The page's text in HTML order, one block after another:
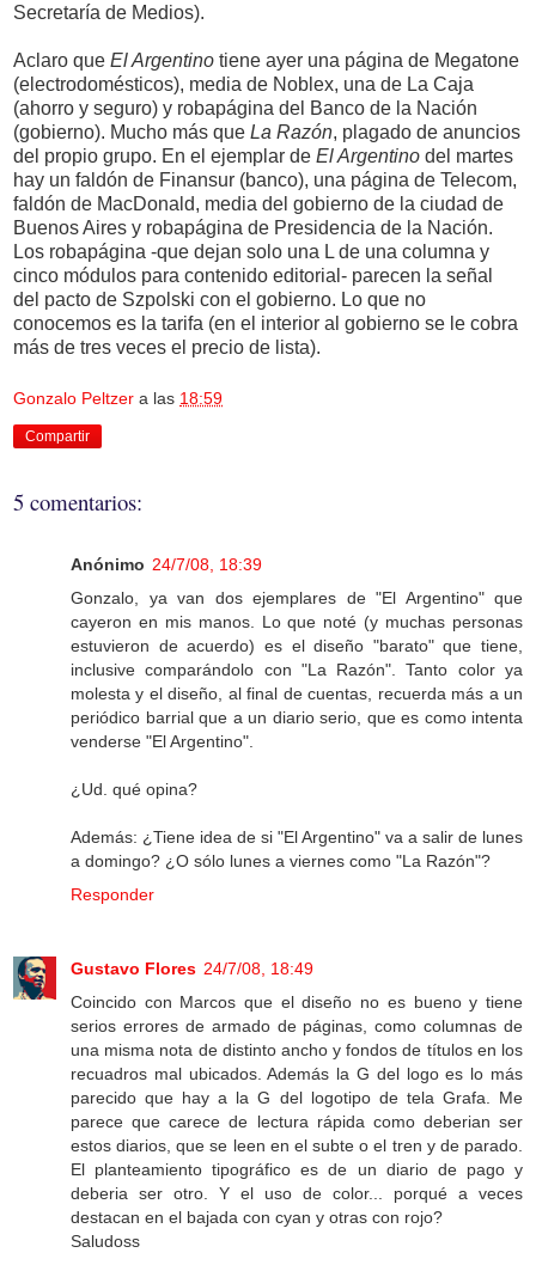
Secretaría de Medios).
Aclaro que El Argentino tiene ayer una página de Megatone
(electrodomésticos), media de Noblex, una de La Caja
(ahorro y seguro) y robapágina del Banco de la Nación
(gobierno). Mucho más que La Razón, plagado de anuncios
del propio grupo. En el ejemplar de El Argentino del martes
hay un faldón de Finansur (banco), una página de Telecom,
faldón de MacDonald, media del gobierno de la ciudad de
Buenos Aires y robapágina de Presidencia de la Nación.
Los robapágina -que dejan solo una L de una columna y
cinco módulos para contenido editorial- parecen la señal
del pacto de Szpolski con el gobierno. Lo que no
conocemos es la tarifa (en el interior al gobierno se le cobra
más de tres veces el precio de lista).
Gonzalo Peltzer a las 18:59
Compartir
5 comentarios:
Anónimo 24/7/08, 18:39
Gonzalo, ya van dos ejemplares de "El Argentino" que
cayeron en mis manos. Lo que noté (y muchas personas
estuvieron de acuerdo) es el diseño "barato" que tiene,
inclusive comparándolo con "La Razón". Tanto color ya
molesta y el diseño, al final de cuentas, recuerda más a un
periódico barrial que a un diario serio, que es como intenta
venderse "El Argentino".
¿Ud. qué opina?
Además: ¿Tiene idea de si "El Argentino" va a salir de lunes
a domingo? ¿O sólo lunes a viernes como "La Razón"?
Responder
Gustavo Flores 24/7/08, 18:49
Coincido con Marcos que el diseño no es bueno y tiene
serios errores de armado de páginas, como columnas de
una misma nota de distinto ancho y fondos de títulos en los
recuadros mal ubicados. Además la G del logo es lo más
parecido que hay a la G del logotipo de tela Grafa. Me
parece que carece de lectura rápida como deberian ser
estos diarios, que se leen en el subte o el tren y de parado.
El planteamiento tipográfico es de un diario de pago y
deberia ser otro. Y el uso de color... porqué a veces
destacan en el bajada con cyan y otras con rojo?
Saludoss